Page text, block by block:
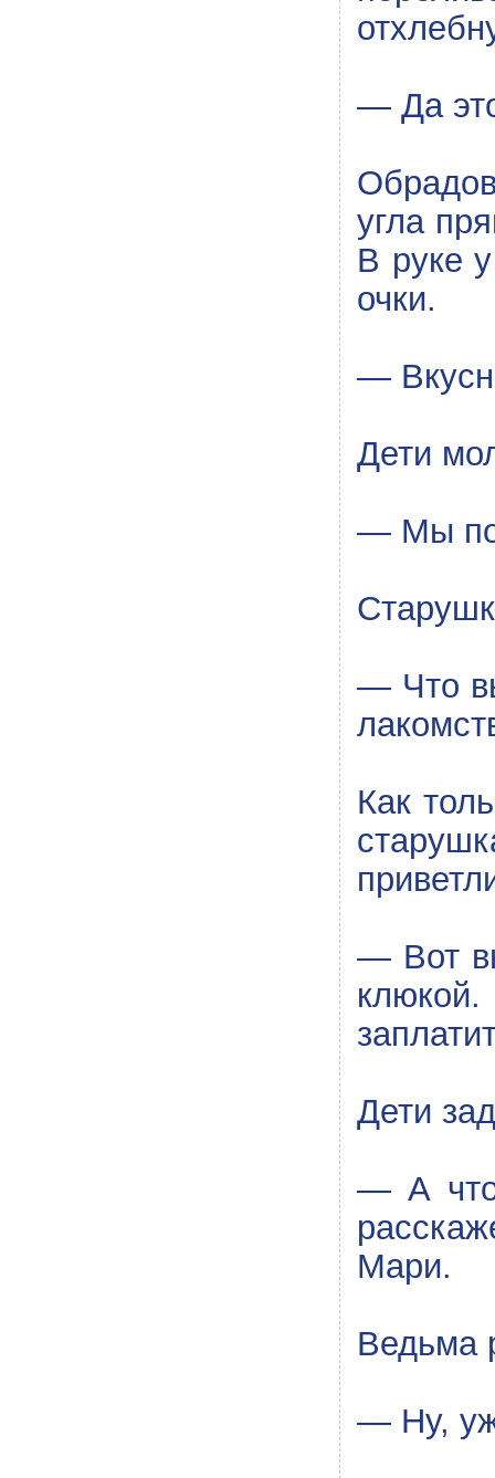
— Да
угла
В руке
очки.
—
Дети
— Мы
— Что
Как
— Вот
Дети
— А что
Мари.
Ведьма
— Ну, уж